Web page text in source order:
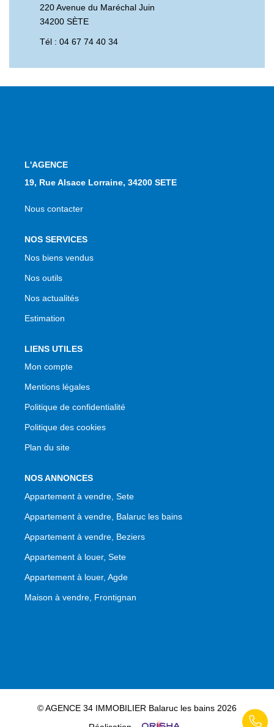
220 Avenue du Maréchal Juin
34200 SÈTE
Tél : 04 67 74 40 34
L'AGENCE
19, Rue Alsace Lorraine, 34200 SETE
Nous contacter
NOS SERVICES
Nos biens vendus
Nos outils
Nos actualités
Estimation
LIENS UTILES
Mon compte
Mentions légales
Politique de confidentialité
Politique des cookies
Plan du site
NOS ANNONCES
Appartement à vendre, Sete
Appartement à vendre, Balaruc les bains
Appartement à vendre, Beziers
Appartement à louer, Sete
Appartement à louer, Agde
Maison à vendre, Frontignan
© AGENCE 34 IMMOBILIER Balaruc les bains 2026